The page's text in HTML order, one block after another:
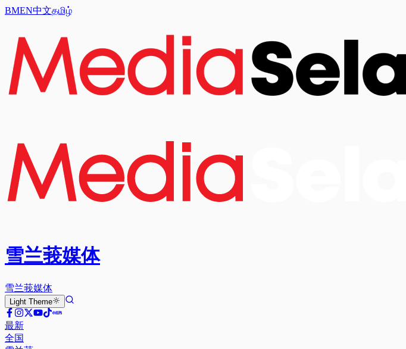
BMEN中文தமிழ்
雪兰莪媒体
雪兰莪媒体
Light Theme
最新
全国